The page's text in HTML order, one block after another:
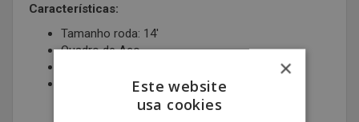
Características:
Tamanho roda: 14'
Quadro de Aço
Rodinhas de Segurança - extraiveis
×
Este website
usa cookies